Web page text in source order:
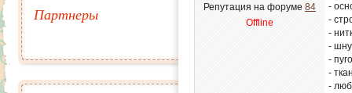
Партнеры
Репутация на форуме 84
Offline
-
-
-
-
-
-
-